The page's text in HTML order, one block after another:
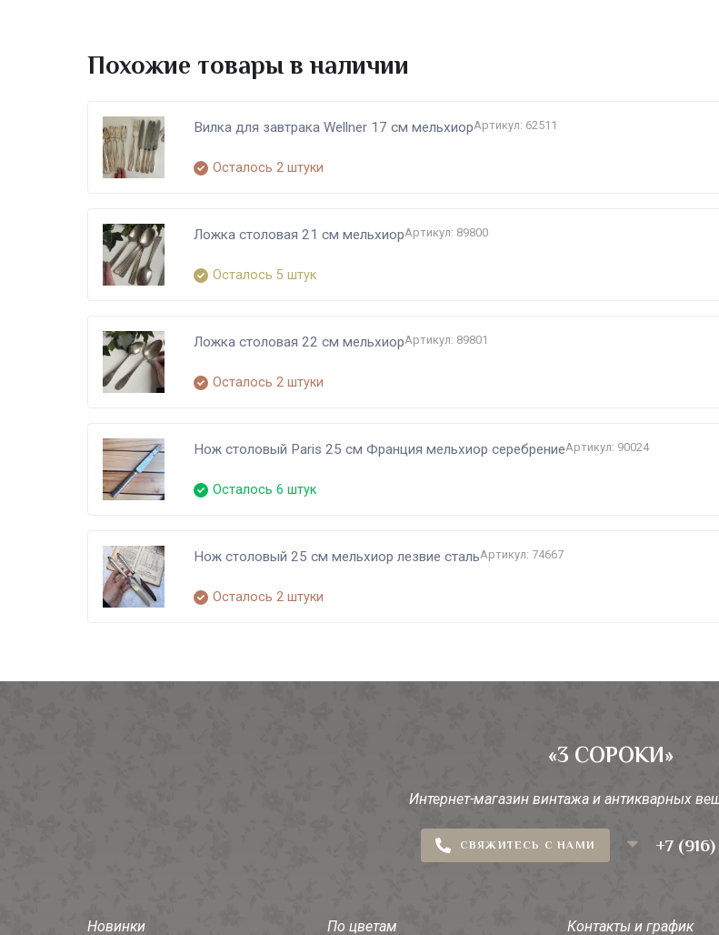
Похожие товары в наличии
Вилка для завтрака Wellner 17 см мельхиорАртикул: 62511
Осталось 2 штуки
Ложка столовая 21 см мельхиорАртикул: 89800
Осталось 5 штук
Ложка столовая 22 см мельхиорАртикул: 89801
Осталось 2 штуки
Нож столовый Paris 25 см Франция мельхиор серебрениеАртикул: 90024
Осталось 6 штук
Нож столовый 25 см мельхиор лезвие стальАртикул: 74667
Осталось 2 штуки
«3 СОРОКИ»
Интернет-магазин винтажа и антикварных
СВЯЖИТЕСЬ С НАМИ +7
Новинки По цветам Контакты и график